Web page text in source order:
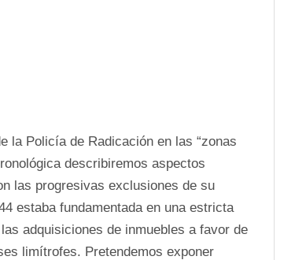
la Policía de Radicación en las “zonas
describiremos aspectos
las progresivas exclusiones de su
estaba fundamentada en una estricta
adquisiciones de inmuebles a favor de
limítrofes. Pretendemos exponer